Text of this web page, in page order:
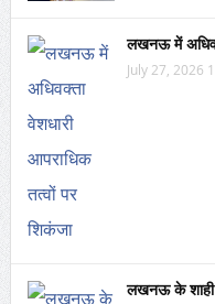
लखनऊ में
July 27, 2026
लखनऊ के शाही